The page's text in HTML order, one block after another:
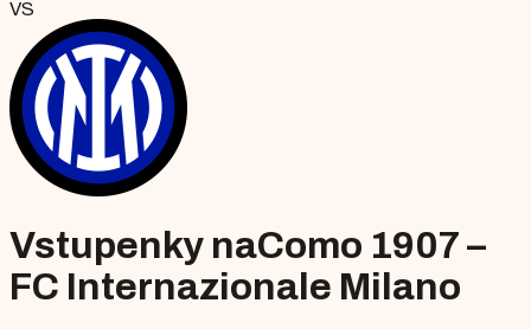
VS
Vstupenky naComo 1907 –
FC Internazionale Milano